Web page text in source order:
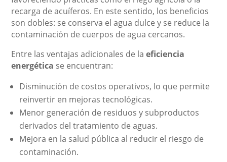
recarga de acuíferos. En este sentido, los beneficios
son dobles: se conserva el agua dulce y se reduce la
contaminación de cuerpos de agua cercanos.
Entre las ventajas adicionales de laeficiencia
energética se encuentran:
Disminución de costos operativos, lo que permite
reinvertir en mejoras tecnológicas.
Menor generación de residuos y subproductos
derivados del tratamiento de aguas.
Mejora en la salud pública al reducir el riesgo de
contaminación.